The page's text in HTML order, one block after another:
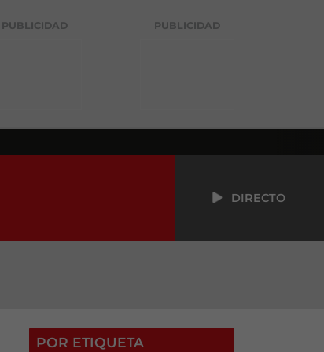
PUBLICIDAD PUBLICIDAD
DIRECTO
POR ETIQUETA